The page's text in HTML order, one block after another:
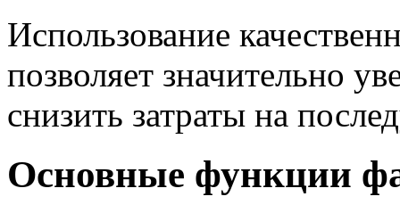
Использование
позволяет значительно
снизить затраты на
Основные функции